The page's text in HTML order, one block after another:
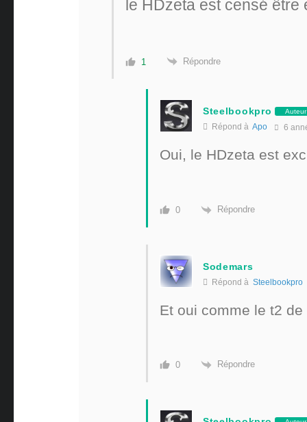
le HDzeta est censé
1 Répondre
Steelbookpro Auteur
Répond à Apo 6
Oui, le HDzeta est
0 Répondre
Sodemars
Répond à Steelbookpro
Et oui comme le t2
0 Répondre